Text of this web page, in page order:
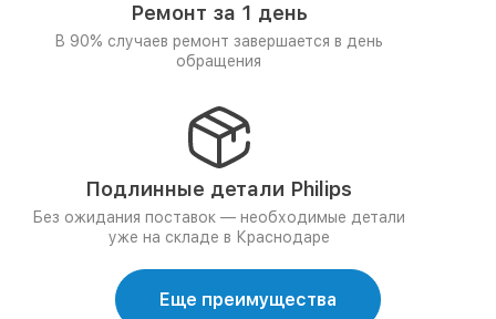
Ремонт за 1 день
В 90% случаев ремонт завершается в день
обращения
Подлинные детали Philips
Без ожидания поставок — необходимые детали
уже на складе в Краснодаре
Еще преимущества